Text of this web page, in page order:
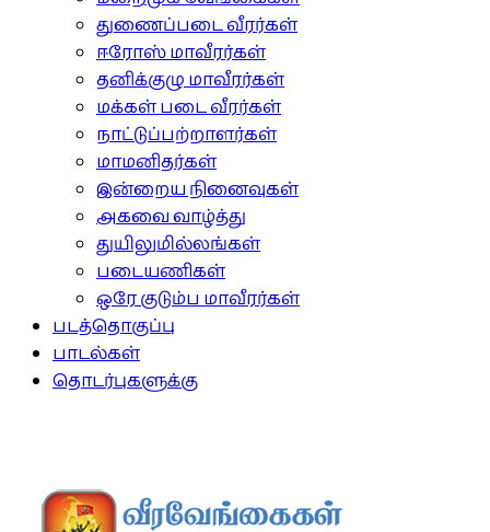
துணைப்படை வீரர்கள்
ஈரோஸ் மாவீரர்கள்
தனிக்குழு மாவீரர்கள்
மக்கள் படை வீரர்கள்
நாட்டுப்பற்றாளர்கள்
மாமனிதர்கள்
இன்றைய நினைவுகள்
அகவை வாழ்த்து
துயிலுமில்லங்கள்
படையணிகள்
ஒரே குடும்ப மாவீரர்கள்
படத்தொகுப்பு
பாடல்கள்
தொடர்புகளுக்கு